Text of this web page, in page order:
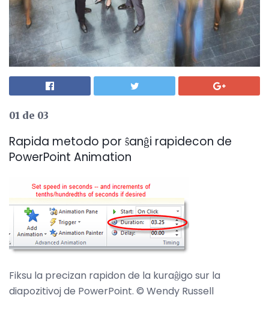
01 de 03
Rapida metodo por ŝanĝi rapidecon de
PowerPoint Animation
Fiksu la precizan rapidon de la kuraĝigo sur la
diapozitivoj de PowerPoint. © Wendy Russell